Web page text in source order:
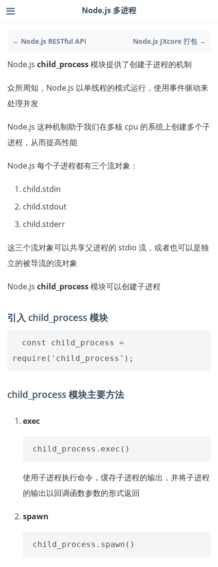
← Node.js RESTful API Node.js JXcore 打包 →
Node.js 多进程
Node.js child_process模块提供了创建子进程的机制
众所周知，Node.js 以单线程的模式运行，使用事件驱动来
处理并发
Node.js 这种机制助于我们在多核 cpu 的系统上创建多个子
进程，从而提高性能
Node.js 每个子进程都有三个流对象：
child.stdin
child.stdout
child.stderr
这三个流对象可以共享父进程的 stdio 流，或者也可以是独
立的被导流的流对象
Node.js child_process模块可以创建子进程
引入 child_process 模块
child_process 模块主要方法
exec
使用子进程执行命令，缓存子进程的输出，并将子进程
的输出以回调函数参数的形式返回
spawn